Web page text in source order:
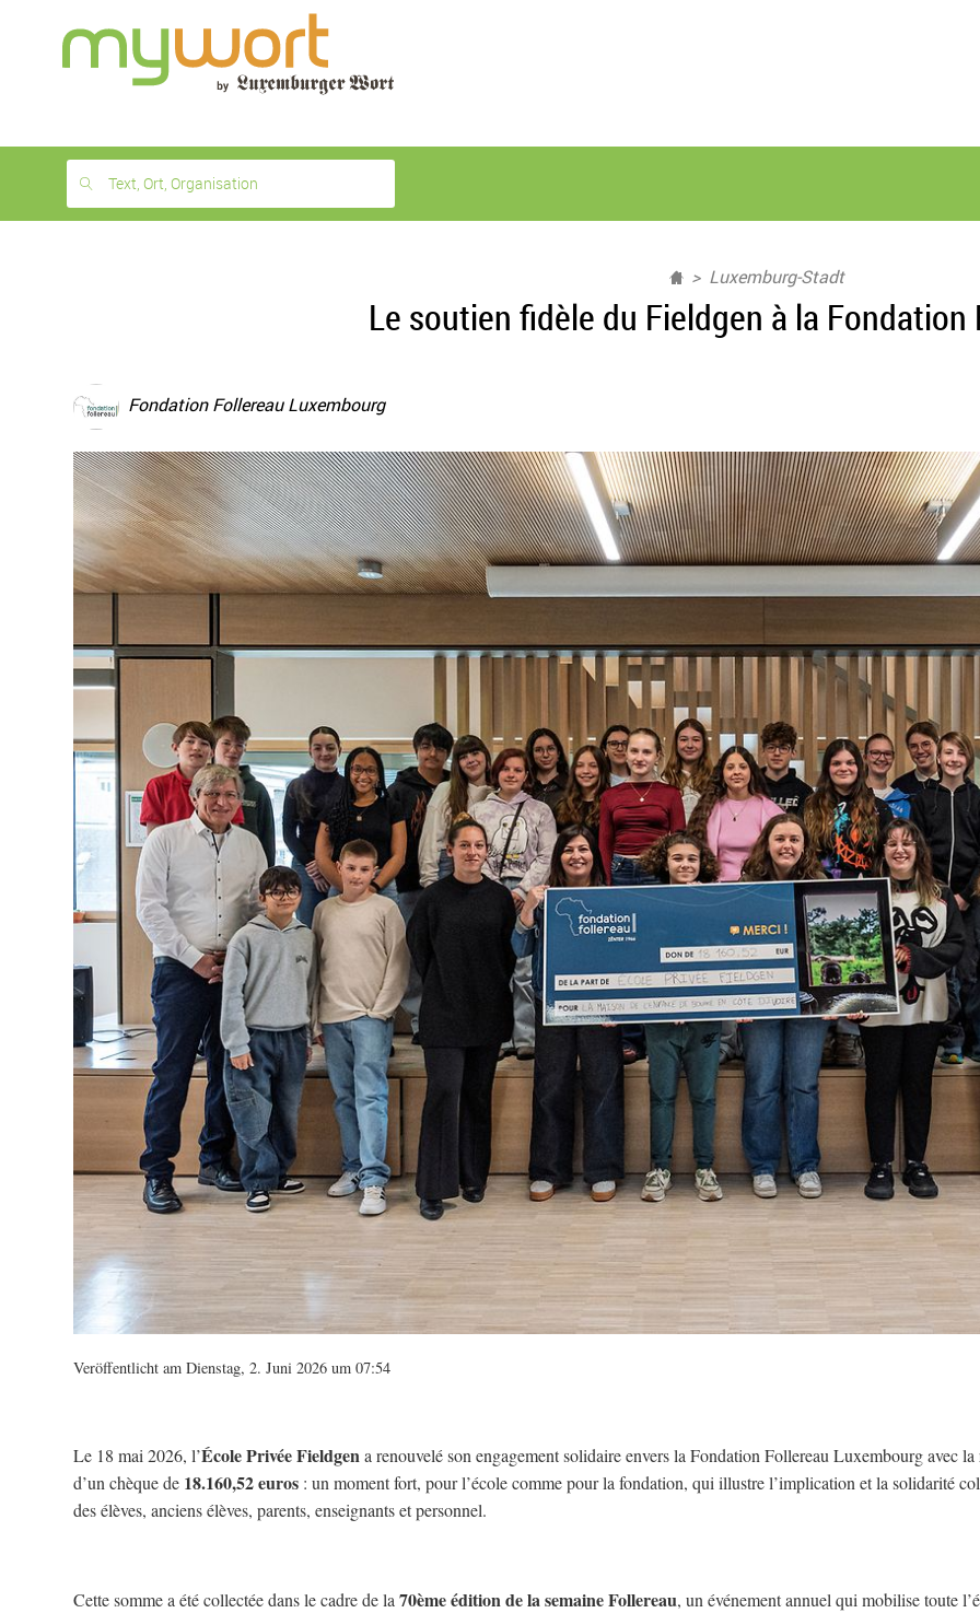
month
free
Text, Ort, Organisation
Luxemburg-Stadt
Le soutien fidèle du Fieldgen à la Fondation
Fondation Follereau Luxembourg
Veröffentlicht am Dienstag, 2. Juni 2026 um 07:54
Le 18 mai 2026, l’École Privée Fieldgena renouvelé son engagement solidaire envers la Fondation Follereau Luxembourg avec la
d’un chèque de 18.160,52 euros : un moment fort, pour l’école comme pour la fondation, qui illustre l’implication et la solidarité
des élèves, anciens élèves, parents, enseignants et personnel.
Cette somme a été collectée dans le cadre de la 70ème édition de la semaine Follereau, un événement annuel qui mobilise toute